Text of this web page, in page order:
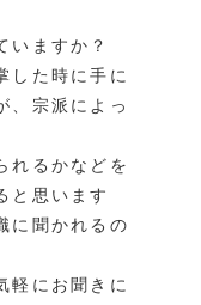
いますか？
した時に手に
、宗派によっ
れるかなどを
と思います
に聞かれるの
軽にお聞きに